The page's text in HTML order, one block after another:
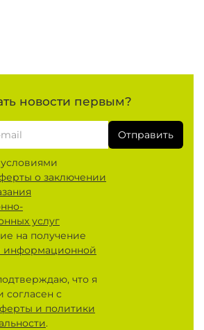
новости первым?
Отправить
о заключении
услуг
на получение
информационной
что я
согласен с
и политики
.